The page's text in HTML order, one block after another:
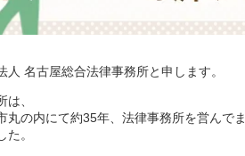
人 名古屋総合法律事務所と申します。
は、
丸の内にて約35年、法律事務所を営んでま
た。